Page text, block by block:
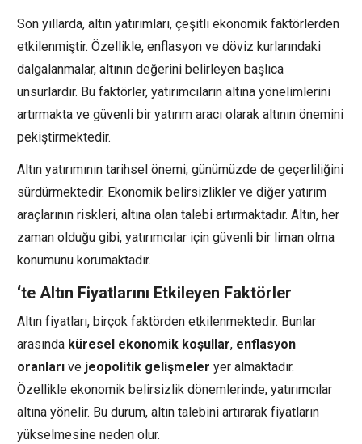
Son yıllarda, altın yatırımları, çeşitli ekonomik faktörlerden
etkilenmiştir. Özellikle, enflasyon ve döviz kurlarındaki
dalgalanmalar, altının değerini belirleyen başlıca
unsurlardır. Bu faktörler, yatırımcıların altına yönelimlerini
artırmakta ve güvenli bir yatırım aracı olarak altının önemini
pekiştirmektedir.
Altın yatırımının tarihsel önemi, günümüzde de geçerliliğini
sürdürmektedir. Ekonomik belirsizlikler ve diğer yatırım
araçlarının riskleri, altına olan talebi artırmaktadır. Altın, her
zaman olduğu gibi, yatırımcılar için güvenli bir liman olma
konumunu korumaktadır.
‘te Altın Fiyatlarını Etkileyen Faktörler
Altın fiyatları, birçok faktörden etkilenmektedir. Bunlar
arasında küresel ekonomik koşullar, enflasyon
oranları ve jeopolitik gelişmeler yer almaktadır.
Özellikle ekonomik belirsizlik dönemlerinde, yatırımcılar
altına yönelir. Bu durum, altın talebini artırarak fiyatların
yükselmesine neden olur.